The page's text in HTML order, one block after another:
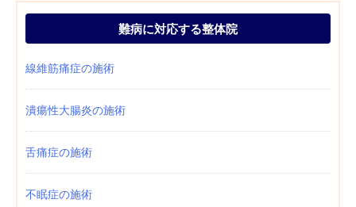
難病に対応する整体院
線維筋痛症の施術
潰瘍性大腸炎の施術
舌痛症の施術
不眠症の施術